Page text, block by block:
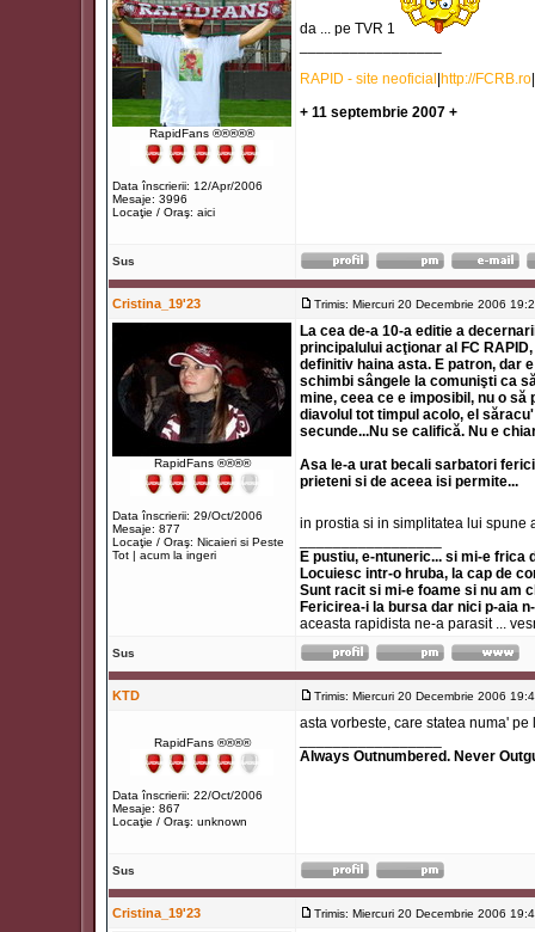
RapidFans ®®®®®
Data înscrierii: 12/Apr/2006
Mesaje: 3996
Locaţie / Oraş: aici
da ... pe TVR 1
RAPID - site neoficial http://FCRB.ro
+ 11 septembrie 2007 +
Sus
Cristina_19'23 Trimis: Miercuri 20 Decembrie 2006
RapidFans ®®®®
Data înscrierii: 29/Oct/2006
Mesaje: 877
Locaţie / Oraş: Nicaieri si Peste
Tot | acum la ingeri
La cea de-a 10-a editie a
principalului acţionar al FC
definitiv haina asta. E patron, dar
schimbi sângele la comunişti ca
mine, ceea ce e imposibil, nu o să
diavolul tot timpul acolo, el
secunde...Nu se califică. Nu e
Asa le-a urat becali sarbatori
prieteni si de aceea isi permite...
in prostia si in simplitatea lui spune
E pustiu, e-ntuneric... si mi-e frica
Locuiesc intr-o hruba, la cap de
Sunt racit si mi-e foame si nu am
Fericirea-i la bursa dar nici p-aia
aceasta rapidista ne-a parasit ...
Sus
KTD Trimis: Miercuri 20 Decembrie 2006
RapidFans ®®®®
Data înscrierii: 22/Oct/2006
Mesaje: 867
Locaţie / Oraş: unknown
asta vorbeste, care statea numa'
Always Outnumbered. Never
Sus
Cristina_19'23 Trimis: Miercuri 20 Decembrie 2006